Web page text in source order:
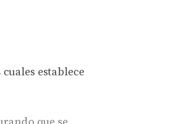
establece